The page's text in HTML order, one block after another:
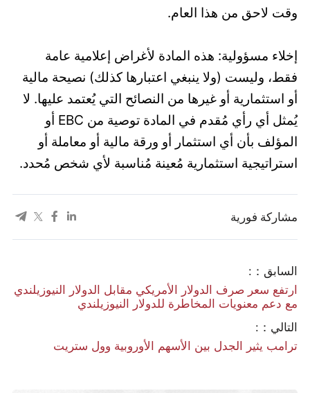
وقت لاحق من هذا العام.
إخلاء مسؤولية: هذه المادة لأغراض إعلامية عامة
فقط، وليست (ولا ينبغي اعتبارها كذلك) نصيحة مالية
أو استثمارية أو غيرها من النصائح التي يُعتمد عليها. لا
يُمثل أي رأي مُقدم في المادة توصية من EBC أو
المؤلف بأن أي استثمار أو ورقة مالية أو معاملة أو
استراتيجية استثمارية مُعينة مُناسبة لأي شخص مُحدد.
مشاركة فورية
السابق：:
ارتفع سعر صرف الدولار الأمريكي مقابل الدولار النيوزيلندي
مع دعم معنويات المخاطرة للدولار النيوزيلندي
التالي：:
ترامب يثير الجدل بين الأسهم الأوروبية وول ستريت